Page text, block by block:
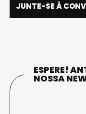
JUNTE-SE À
ESPERE!
NOSSA